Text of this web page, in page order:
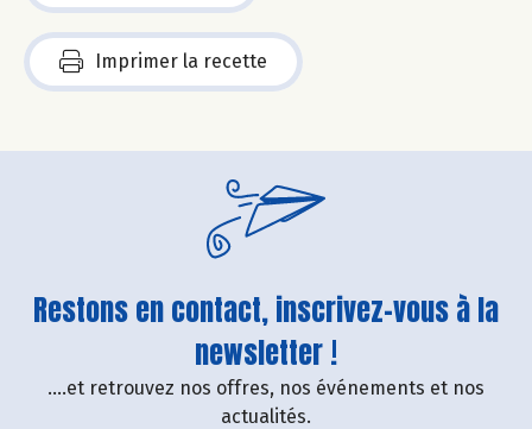
Imprimer la recette
Restons en contact, inscrivez-vous à la
newsletter !
....et retrouvez nos offres, nos événements et nos
actualités.